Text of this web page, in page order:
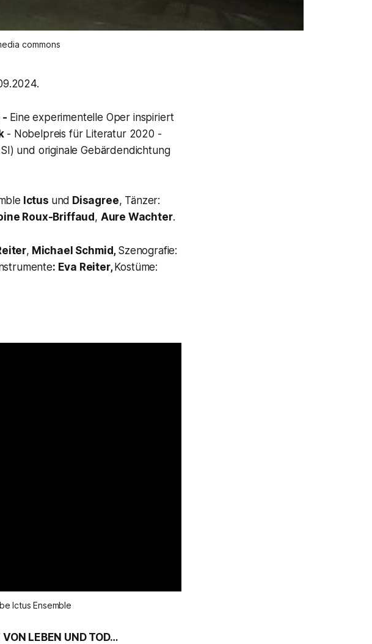
commons
- Eine experimentelle Oper inspiriert
- Nobelpreis für Literatur 2020 -
und originale Gebärdendichtung
Ictus und Disagree, Tänzer:
Roux-Briffaud, Aure Wachter.
, Michael Schmid, Szenografie:
: Eva Reiter,Kostüme:
Ictus Ensemble
LEBEN UND TOD…